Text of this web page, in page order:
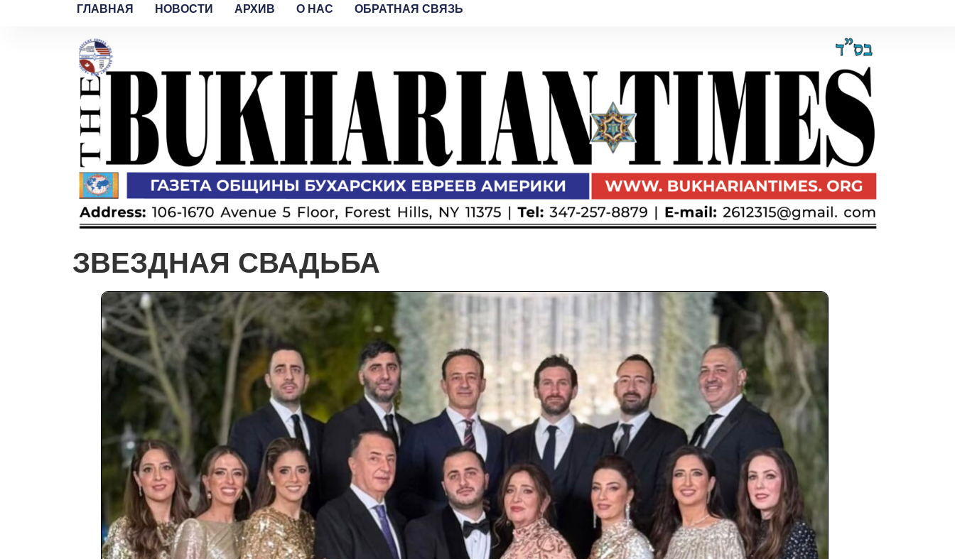
ГЛАВНАЯ НОВОСТИ АРХИВ O HAC ОБРАТНАЯ СВЯЗЬ
ЗВЕЗДНАЯ СВАДЬБА